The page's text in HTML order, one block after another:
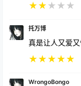
★★★ ★ ★
托万博
真是让人又爱
★★★★★
WrongoBongo